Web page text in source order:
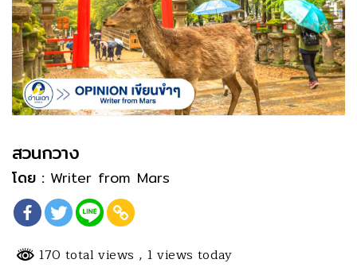
สวนกวาง
โดย : Writer from Mars
170 total views , 1 views today